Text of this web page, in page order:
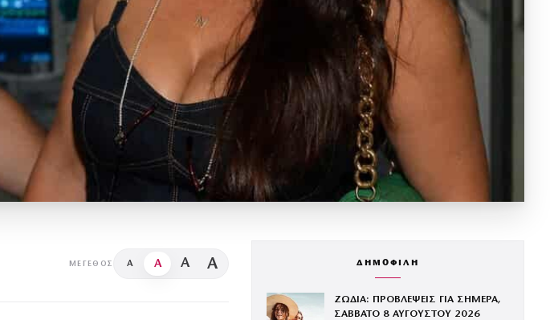
ΜΈΓΕΘΟΣ A A A A ΔΗΜΟΦΙΛΗ
ΖΩΔΙΑ: ΠΡΟΒΛΕΨΕΙΣ ΓΙΑ ΣΗΜΕΡΑ,
ΣΑΒΒΑΤΟ 8 ΑΥΓΟΥΣΤΟΥ 2026